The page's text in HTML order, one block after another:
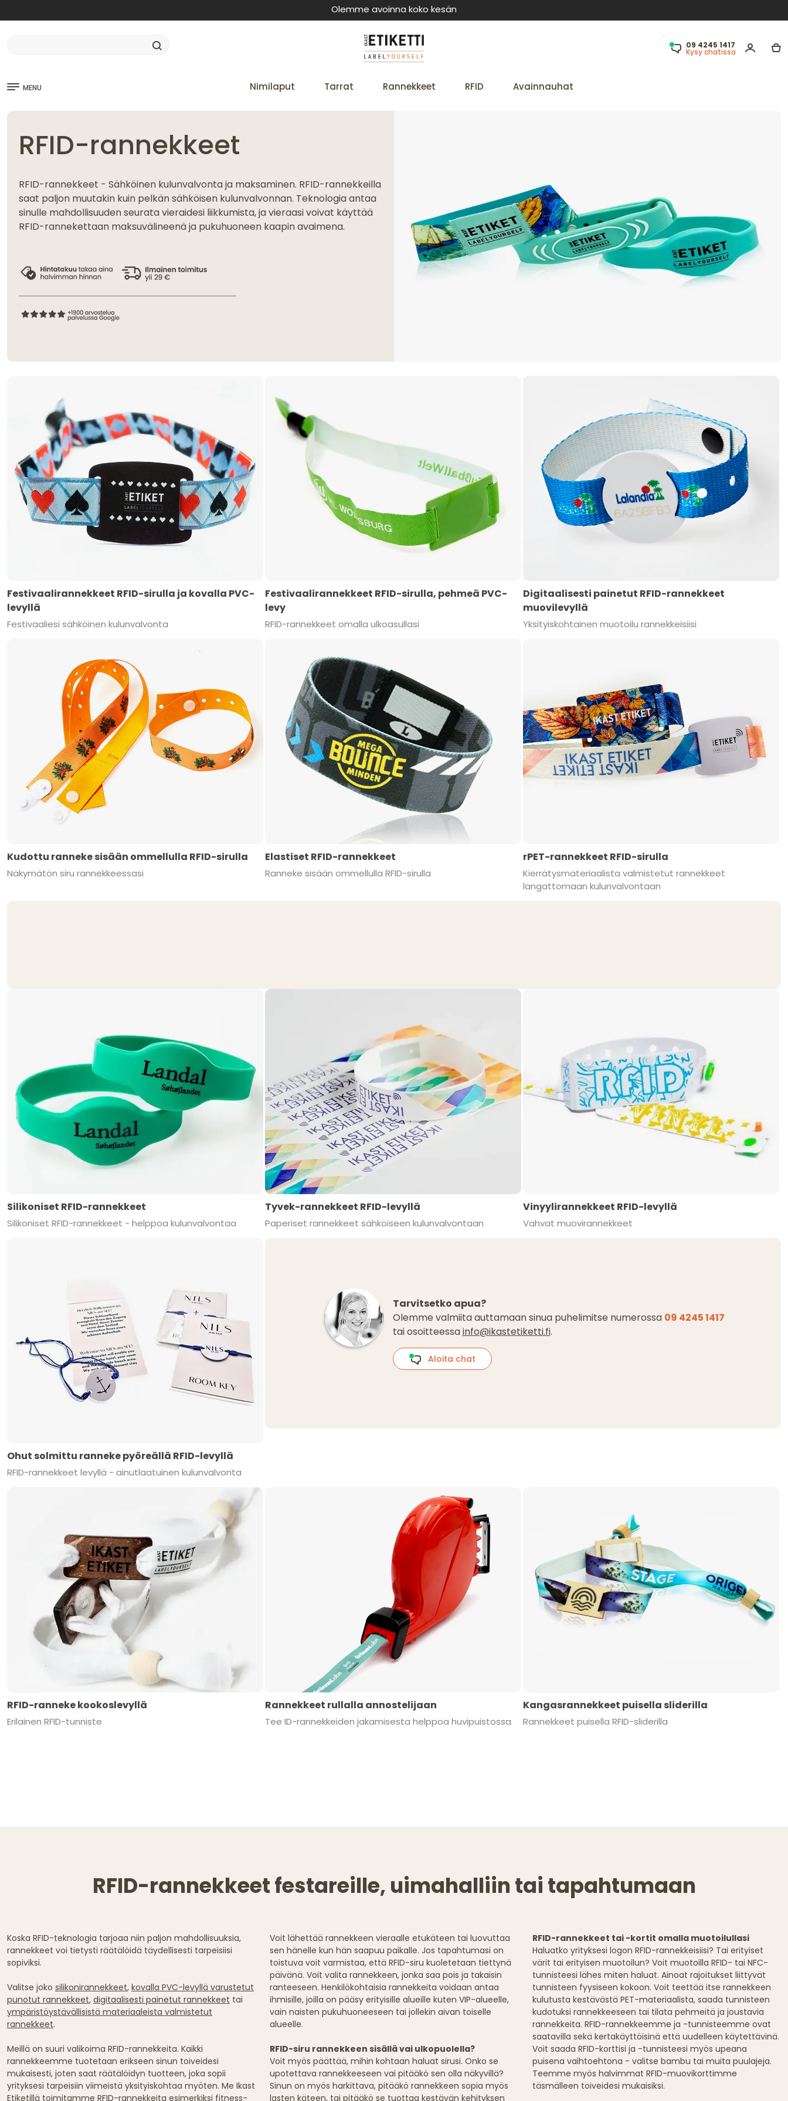
Olemme avoinna koko kesän
09 4245 1417
Kysy chatissa
MENU Nimilaput Tarrat Rannekkeet RFID Avainnauhat
RFID-rannekkeet
RFID-rannekkeet - Sähköinen kulunvalvonta ja maksaminen. RFID-rannekkeilla
saat paljon muutakin kuin pelkän sähköisen kulunvalvonnan. Teknologia antaa
sinulle mahdollisuuden seurata vieraidesi liikkumista, ja vieraasi voivat käyttää
RFID-rannekettaan maksuvälineenä ja pukuhuoneen kaapin avaimena.
Festivaalirannekkeet RFID-sirulla ja kovalla PVC-
levyllä
Festivaaliesi sähköinen kulunvalvonta
Festivaalirannekkeet RFID-sirulla, pehmeä PVC-
levy
RFID-rannekkeet omalla ulkoasullasi
Digitaalisesti painetut RFID-rannekkeet
muovilevyllä
Yksityiskohtainen muotoilu rannekkeisiisi
Kudottu ranneke sisään ommellulla RFID-sirulla
Näkymätön siru rannekkeessasi
Elastiset RFID-rannekkeet
Ranneke sisään ommellulla RFID-sirulla
rPET-rannekkeet RFID-sirulla
Kierrätysmateriaalista valmistetut rannekkeet
langattomaan kulunvalvontaan
Silikoniset RFID-rannekkeet
Silikoniset RFID-rannekkeet - helppoa kulunvalvontaa
Tyvek-rannekkeet RFID-levyllä
Paperiset rannekkeet sähköiseen kulunvalvontaan
Vinyylirannekkeet RFID-levyllä
Vahvat muovirannekkeet
Ohut solmittu ranneke pyöreällä RFID-levyllä
RFID-rannekkeet levyllä - ainutlaatuinen kulunvalvonta
Tarvitsetko apua?
Olemme valmiita auttamaan sinua puhelimitse numerossa 09 4245 1417
tai osoitteessainfo@ikastetiketti.fi.
Aloita chat
RFID-ranneke kookoslevyllä
Erilainen RFID-tunniste
Rannekkeet rullalla annostelijaan
Tee ID-rannekkeiden jakamisesta helppoa huvipuistossa
Kangasrannekkeet puisella sliderilla
Rannekkeet puisella RFID-sliderilla
RFID-rannekkeet festareille, uimahalliin tai tapahtumaan
Koska RFID-teknologia tarjoaa niin paljon mahdollisuuksia,
rannekkeet voi tietysti räätälöidä täydellisesti tarpeisiisi
sopiviksi.
Valitse joko silikonirannekkeet, kovalla PVC-levyllä varustetut
punotut rannekkeet, digitaalisesti painetut rannekkeet tai
ympäristöystävällisistä materiaaleista valmistetut
rannekkeet.
Meillä on suuri valikoima RFID-rannekkeita. Kaikki
rannekkeemme tuotetaan erikseen sinun toiveidesi
mukaisesti, joten saat räätälöidyn tuotteen, joka sopii
yrityksesi tarpeisiin viimeistä yksityiskohtaa myöten. Me Ikast
Etiketillä toimitamme RFID-rannekkeita esimerkiksi fitness-
Voit lähettää rannekkeen vieraalle etukäteen tai luovuttaa
sen hänelle kun hän saapuu paikalle. Jos tapahtumasi on
toistuva voit varmistaa, että RFID-siru kuoletetaan tiettynä
päivänä. Voit valita rannekkeen, jonka saa pois ja takaisin
ranteeseen. Henkilökohtaisia rannekkeita voidaan antaa
ihmisille, joilla on pääsy erityisille alueille kuten VIP-alueelle,
vain naisten pukuhuoneeseen tai jollekin aivan toiselle
alueelle.
RFID-siru rannekkeen sisällä vai ulkopuolella?
Voit myös päättää, mihin kohtaan haluat sirusi. Onko se
upotettava rannekkeeseen vai pitääkö sen olla näkyvillä?
Sinun on myös harkittava, pitääkö rannekkeen sopia myös
lasten käteen, tai pitääkö se tuottaa kestävän kehityksen
RFID-rannekkeet tai -kortit omalla muotoilullasi
Haluatko yrityksesi logon RFID-rannekkeisiisi? Tai erityiset
värit tai erityisen muotoilun? Voit muotoilla RFID- tai NFC-
tunnisteesi lähes miten haluat. Ainoat rajoitukset liittyvät
tunnisteen fyysiseen kokoon. Voit teettää itse rannekkeen
kulutusta kestävästä PET-materiaalista, saada tunnisteen
kudotuksi rannekkeeseen tai tilata pehmeitä ja joustavia
rannekkeita. RFID-rannekkeemme ja -tunnisteemme ovat
saatavilla sekä kertakäyttöisinä että uudelleen käytettävinä.
Voit saada RFID-korttisi ja -tunnisteesi myös upeana
puisena vaihtoehtona - valitse bambu tai muita puulajeja.
Teemme myös halvimmat RFID-muovikorttimme
täsmälleen toiveidesi mukaisiksi.